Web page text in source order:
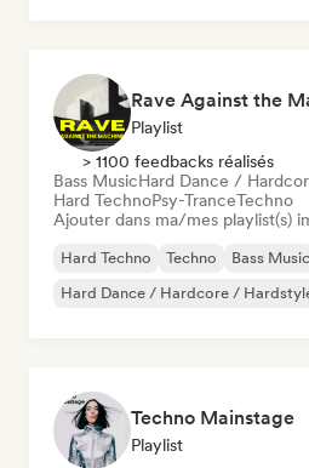
Playlist
> 1100 feedbacks réalisés
Bass MusicHard Dance /
Hard TechnoPsy-TranceTechno
Ajouter dans ma/mes playlist(s)
Hard Techno Techno
Bass Music
Hard Dance / Hardcore /
Techno Mainstage
Playlist